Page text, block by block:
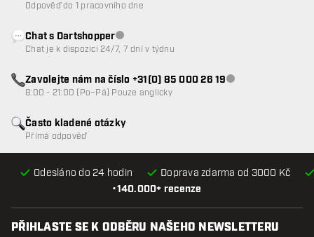
•140.000+ recenze
Odesláno do 24 hodin Doprava zdarma od 3000 Kč
Často kladené otázky
Přímá odpověď
Odpověď do 1 pracovního dne
Chat s DartshopperZákaznický servis nedostupný
Chat je k dispozici 24/7, 7 dní v týdnu
Zavolejte nám na číslo +31(0) 85 000 26 19Zákaznický servis
8:00 - 21:00 (Po–Pá) Pouze anglicky
PŘIHLASTE SE K ODBĚRU NAŠEHO NEWSLETTERU